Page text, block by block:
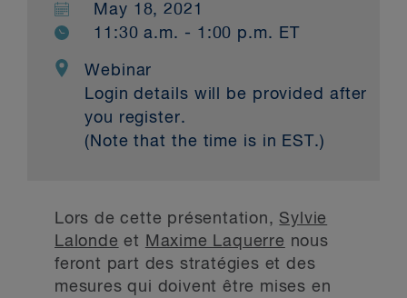
May 18, 2021
11:30 a.m. - 1:00 p.m. ET
Webinar
Login details will be provided after
you register.
(Note that the time is in EST.)
Lors de cette présentation, Sylvie
Lalonde et Maxime Laquerre nous
feront part des stratégies et des
mesures qui doivent être mises en